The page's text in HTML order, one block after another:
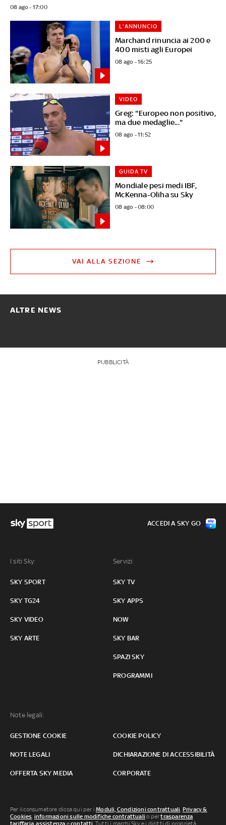
08 ago - 17:00
Marchand rinuncia ai 200 e
400 misti agli Europei
L'ANNUNCIO
08 ago - 16:25
Greg: "Europeo non positivo,
ma due medaglie..."
VIDEO
08 ago - 11:52
Mondiale pesi medi IBF,
McKenna-Oliha su Sky
GUIDA TV
08 ago - 08:00
VAI ALLA SEZIONE
ALTRE NEWS
PUBBLICITÀ
I siti Sky:
SKY SPORT
SKY TG24
SKY VIDEO
SKY ARTE
Servizi:
SKY TV
SKY APPS
NOW
SKY BAR
SPAZI SKY
PROGRAMMI
Note legali:
GESTIONE COOKIE COOKIE POLICY
NOTE LEGALI DICHIARAZIONE DI ACCESSIBILITÀ
OFFERTA SKY MEDIA CORPORATE
ACCEDI A SKY GO
Per il consumatore clicca qui per iModuli, Condizioni contrattuali, Privacy &
Cookies, informazioni sulle modifiche contrattuali o pertrasparenza